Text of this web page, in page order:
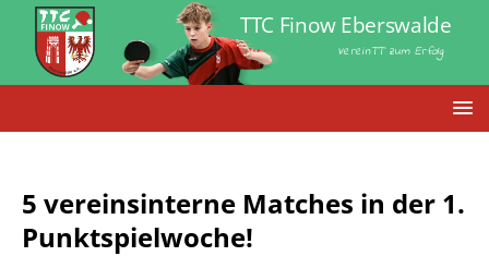
VereinTT zum Erfolg
TTC Finow Eberswalde
5 vereinsinterne Matches in der 1.
Punktspielwoche!